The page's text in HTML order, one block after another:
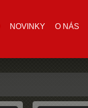
NOVINKY O NÁS